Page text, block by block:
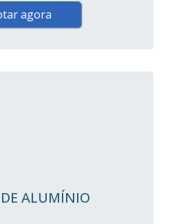
agora
ALUMÍNIO